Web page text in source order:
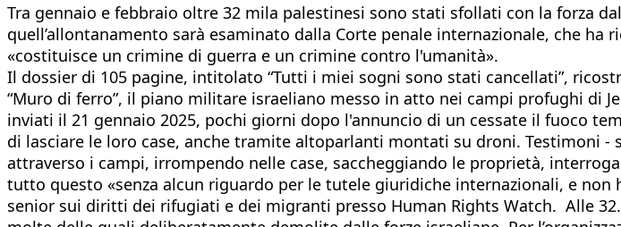
Tra gennaio e febbraio oltre 32 mila palestinesi sono stati sfollati con la forza
quell’allontanamento sarà esaminato dalla Corte penale internazionale, che
«costituisce un crimine di guerra e un crimine contro l'umanità».
Il dossier di 105 pagine, intitolato “Tutti i miei sogni sono stati cancellati”,
“Muro di ferro”, il piano militare israeliano messo in atto nei campi profughi di
inviati il 21 gennaio 2025, pochi giorni dopo l'annuncio di un cessate il fuoco
di lasciare le loro case, anche tramite altoparlanti montati su droni. Testimoni
attraverso i campi, irrompendo nelle case, saccheggiando le proprietà,
tutto questo «senza alcun riguardo per le tutele giuridiche internazionali, e
senior sui diritti dei rifugiati e dei migranti presso Human Rights Watch. Alle